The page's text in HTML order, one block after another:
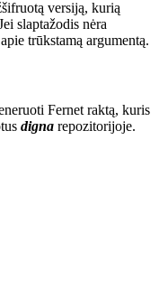
versiją, kurią
slaptažodis nėra
trūkstamą argumentą.
Fernet raktą, kuris
digna repozitorijoje.